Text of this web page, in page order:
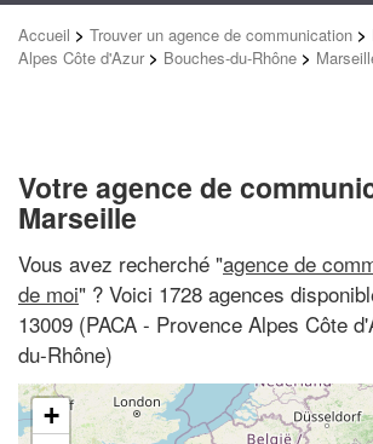
Accueil > Trouver un agence de communication >
Alpes Côte d'Azur > Bouches-du-Rhône >
Votre agence de
Marseille
Vous avez recherché "agence de
de moi" ? Voici 1728 agences
13009 (PACA - Provence Alpes Côte
du-Rhône)
+